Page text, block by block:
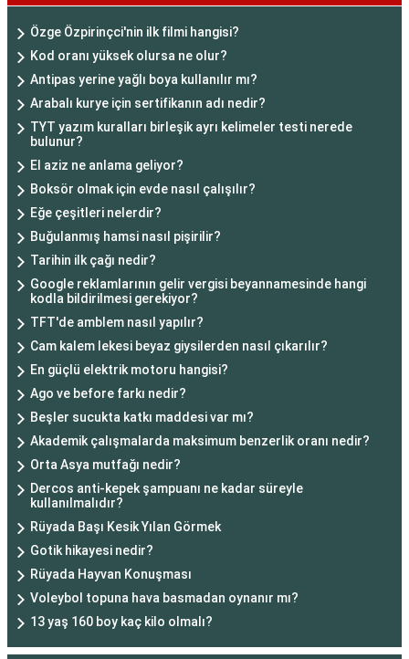
Özge Özpirinçci'nin ilk filmi hangisi?
Kod oranı yüksek olursa ne olur?
Antipas yerine yağlı boya kullanılır mı?
Arabalı kurye için sertifikanın adı nedir?
TYT yazım kuralları birleşik ayrı kelimeler testi nerede
bulunur?
El aziz ne anlama geliyor?
Boksör olmak için evde nasıl çalışılır?
Eğe çeşitleri nelerdir?
Buğulanmış hamsi nasıl pişirilir?
Tarihin ilk çağı nedir?
Google reklamlarının gelir vergisi beyannamesinde hangi
kodla bildirilmesi gerekiyor?
TFT'de amblem nasıl yapılır?
Cam kalem lekesi beyaz giysilerden nasıl çıkarılır?
En güçlü elektrik motoru hangisi?
Ago ve before farkı nedir?
Beşler sucukta katkı maddesi var mı?
Akademik çalışmalarda maksimum benzerlik oranı nedir?
Orta Asya mutfağı nedir?
Dercos anti-kepek şampuanı ne kadar süreyle
kullanılmalıdır?
Rüyada Başı Kesik Yılan Görmek
Gotik hikayesi nedir?
Rüyada Hayvan Konuşması
Voleybol topuna hava basmadan oynanır mı?
13 yaş 160 boy kaç kilo olmalı?